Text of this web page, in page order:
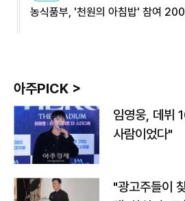
농식품부, '천원의 아침밥' 참여
아주PICK >
임영웅, 데뷔
사람이었다"
"광고주들이